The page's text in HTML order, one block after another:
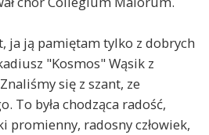
ja ją pamiętam tylko z dobrych
"Kosmos" Wąsik z
się z szant, ze
To była chodząca radość,
promienny, radosny człowiek,